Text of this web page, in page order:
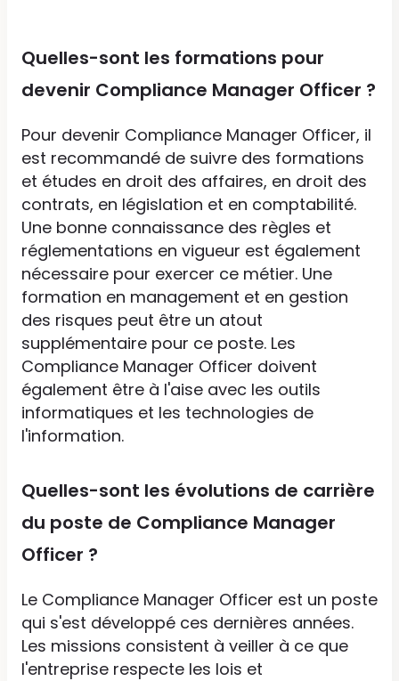
Quelles-sont les formations pour
devenir Compliance Manager Officer ?
Pour devenir Compliance Manager Officer, il
est recommandé de suivre des formations
et études en droit des affaires, en droit des
contrats, en législation et en comptabilité.
Une bonne connaissance des règles et
réglementations en vigueur est également
nécessaire pour exercer ce métier. Une
formation en management et en gestion
des risques peut être un atout
supplémentaire pour ce poste. Les
Compliance Manager Officer doivent
également être à l'aise avec les outils
informatiques et les technologies de
l'information.
Quelles-sont les évolutions de carrière
du poste de Compliance Manager
Officer ?
Le Compliance Manager Officer est un poste
qui s'est développé ces dernières années.
Les missions consistent à veiller à ce que
l'entreprise respecte les lois et